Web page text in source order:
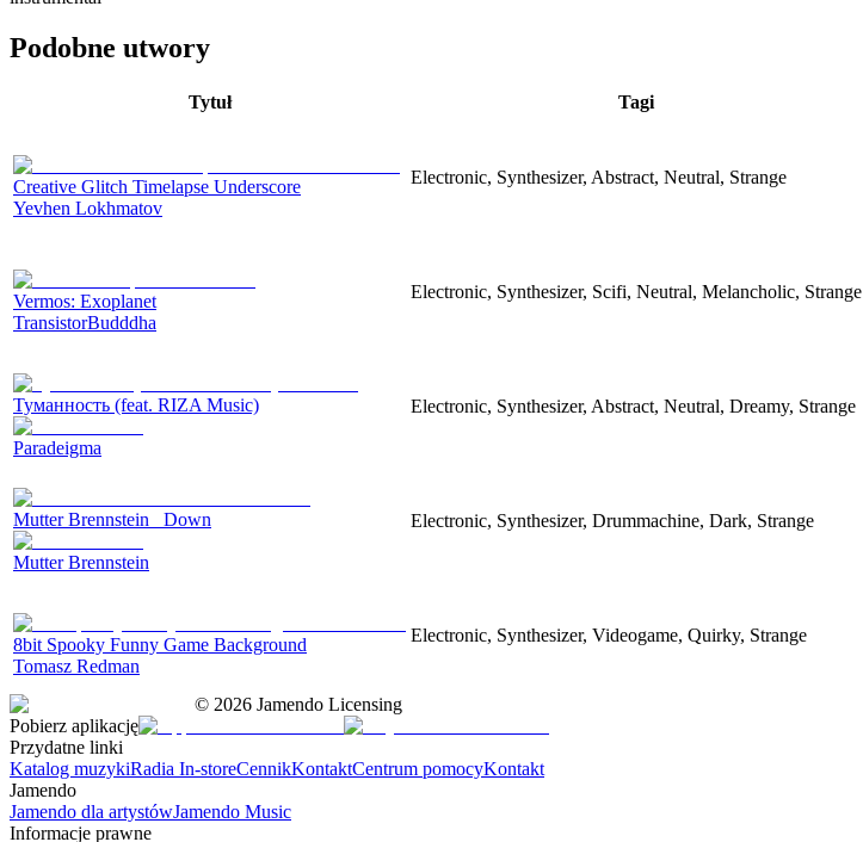
Podobne utwory
Tytuł Tagi
Creative Glitch Timelapse Underscore
Yevhen Lokhmatov
Electronic, Synthesizer, Abstract, Neutral, Strange
Vermos: Exoplanet
TransistorBudddha
Electronic, Synthesizer, Scifi, Neutral, Melancholic, Strange
Туманность (feat. RIZA Music)
Paradeigma
Electronic, Synthesizer, Abstract, Neutral, Dreamy, Strange
Mutter Brennstein_ Down
Mutter Brennstein
Electronic, Synthesizer, Drummachine, Dark, Strange
8bit Spooky Funny Game Background
Tomasz Redman
Electronic, Synthesizer, Videogame, Quirky, Strange
© 2026 Jamendo Licensing
Pobierz aplikację
Przydatne linki
Katalog muzykiRadia In-storeCennikKontaktCentrum pomocyKontakt
Jamendo
Jamendo dla artystówJamendo Music
Informacje prawne